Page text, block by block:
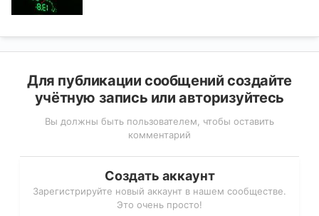
Для публикации сообщений создайте
учётную запись или авторизуйтесь
Вы должны быть пользователем, чтобы оставить
комментарий
Создать аккаунт
Зарегистрируйте новый аккаунт в нашем сообществе.
Это очень просто!